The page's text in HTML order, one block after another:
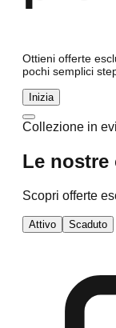
Ottieni offerte
pochi semplici
Inizia
Collezione in
Le nostre
Scopri offerte
Attivo Scaduto